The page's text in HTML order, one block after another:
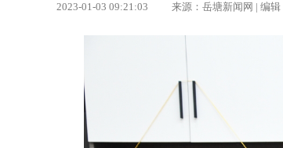
2023-01-03 09:21:03 来源：岳塘新闻网 | 编